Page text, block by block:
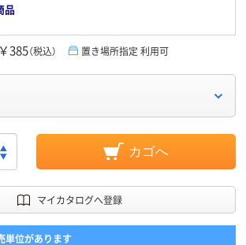
品
￥385（税込） 置き場所指定 利用可
カゴへ
マイカタログへ登録
単位があります